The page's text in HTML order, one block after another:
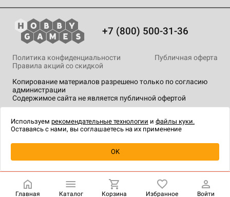
Уведомить о наличии
+7 (800) 500-31-36
Копирование материалов разрешено только по согласию
администрации
Содержимое сайта не является публичной офертой
Политика конфиденциальности
Публичная оферта
Правила акций со скидкой
технологии.
Главная Каталог Корзина Избранное Войти
Используем рекомендательные технологии и файлы куки.
Оставаясь с нами, вы соглашаетесь на их применение
OK